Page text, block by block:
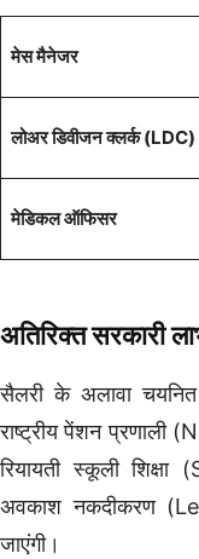
मेस मैनेजर
लोअर डिवीजन क्लर्क (LDC)
मेडिकल ऑफिसर
अतिरिक्त सरकारी
सैलरी के अलावा चयनित
राष्ट्रीय पेंशन प्रणाली
रियायती स्कूली
अवकाश नकदीकरण
जाएंगी।